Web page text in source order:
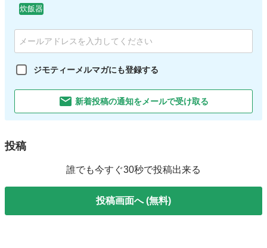
炊飯器
ジモティーメルマガにも登録する
新着投稿の通知をメールで受け取る
投稿
誰でも今すぐ30秒で投稿出来る
投稿画面へ (無料)